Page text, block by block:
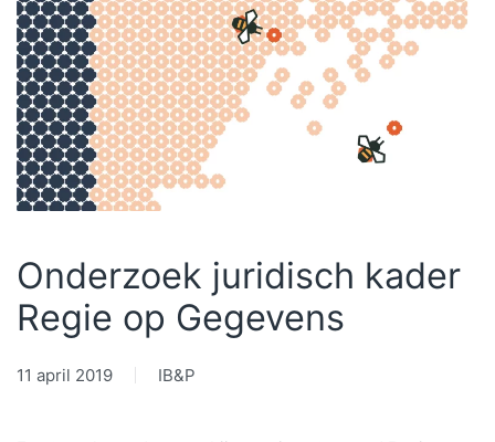
Onderzoek juridisch kader
Regie op Gegevens
11 april 2019 IB&P